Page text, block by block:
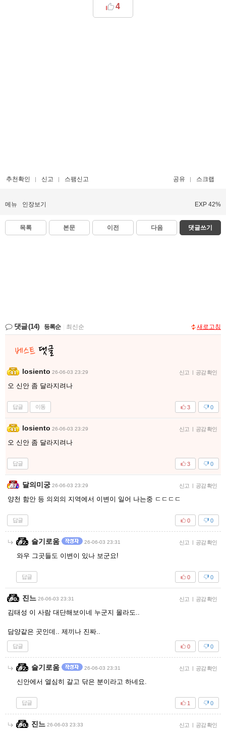
4
추천확인 신고 스팸신고 공유 스크랩
메뉴 인장보기 EXP 42%
목록 본문 이전 다음 댓글쓰기
댓글(14) 등록순 최신순 새로고침
losiento 26-06-03 23:29 신고 | 공감 확인
오 신안 좀 달라지려나
답글 이동 0
3
losiento 26-06-03 23:29 신고 | 공감 확인
오 신안 좀 달라지려나
답글 0
3
달의미궁 26-06-03 23:29 신고 | 공감 확인
양천 함안 등 의외의 지역에서 이변이 일어 나는중 ㄷㄷㄷㄷ
답글 0
0
슬기로움 26-06-03 23:31 신고 | 공감 확인
와우 그곳들도 이변이 있나 보군요!
답글 0
0
진느 26-06-03 23:31 신고 | 공감 확인
김태성 이 사람 대단해보이네 누군지 몰라도..
담양같은 곳인데.. 제끼나 진짜..
답글 0
0
슬기로움 26-06-03 23:31 신고 | 공감 확인
신안에서 열심히 갈고 닦은 분이라고 하네요.
답글 0
1
진느 26-06-03 23:33 신고 | 공감 확인